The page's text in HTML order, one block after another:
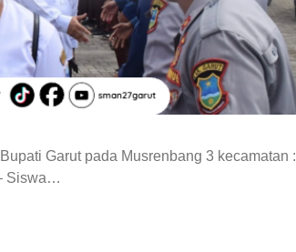
Garut pada Musrenbang 3 kecamatan :
Siswa…